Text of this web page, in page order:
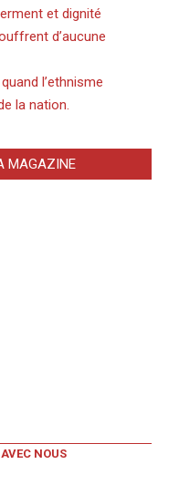
et dignité
d’aucune
l’ethnisme
la nation.
MAGAZINE
NOUS